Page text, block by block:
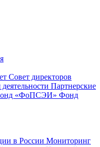
Совет директоров
Партнерские
«ФоПСЭИ» Фонд
в России Мониторинг